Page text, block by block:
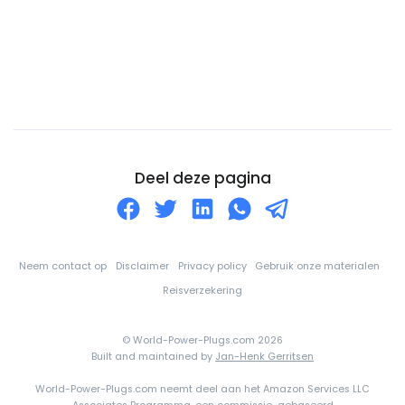
Djibouti
Ecuador
Deel deze pagina
Neem contact op Disclaimer Privacy policy
Gebruik onze materialen
Reisverzekering
© World-Power-Plugs.com 2026
Built and maintained by Jan-Henk Gerritsen
World-Power-Plugs.com neemt deel aan het Amazon Services LLC